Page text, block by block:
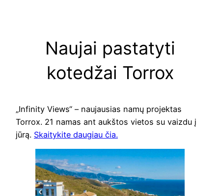
Naujai pastatyti
kotedžai Torrox
„Infinity Views“ – naujausias namų projektas
Torrox. 21 namas ant aukštos vietos su vaizdu į
jūrą. Skaitykite daugiau čia.